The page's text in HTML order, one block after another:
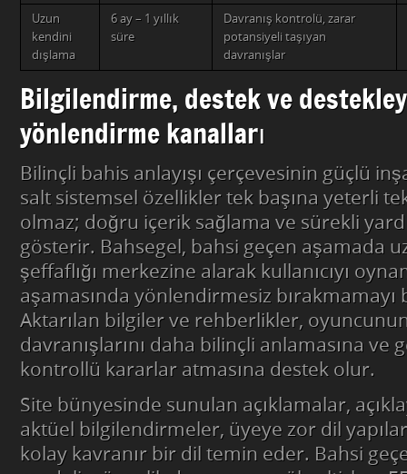
Uzun
kendini
dışlama
6 ay – 1 yıllık
süre
Davranış kontrolü, zarar
potansiyeli taşıyan
davranışlar
Bilgilendirme, destek ve
yönlendirme kanalları
Bilinçli bahis anlayışı çerçevesinin güçlü
salt sistemsel özellikler tek başına yeterli
olmaz; doğru içerik sağlama ve sürekli
gösterir. Bahsegel, bahsi geçen aşamada
şeffaflığı merkezine alarak kullanıcıyı
aşamasında yönlendirmesiz bırakmamayı
Aktarılan bilgiler ve rehberlikler,
davranışlarını daha bilinçli anlamasına ve
kontrollü kararlar atmasına destek olur.
Site bünyesinde sunulan açıklamalar,
aktüel bilgilendirmeler, üyeye zor dil
kolay kavranır bir dil temin eder. Bahsi